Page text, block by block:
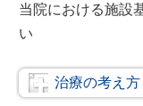
当院における施設
い
治療の考え方